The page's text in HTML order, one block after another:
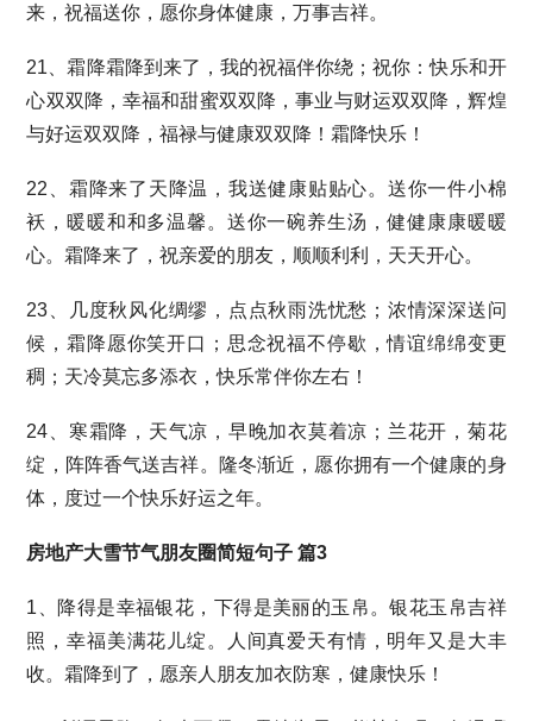
来，祝福送你，愿你身体健康，万事吉祥。
21、霜降霜降到来了，我的祝福伴你绕；祝你：快乐和开
心双双降，幸福和甜蜜双双降，事业与财运双双降，辉煌
与好运双双降，福禄与健康双双降！霜降快乐！
22、霜降来了天降温，我送健康贴贴心。送你一件小棉
袄，暖暖和和多温馨。送你一碗养生汤，健健康康暖暖
心。霜降来了，祝亲爱的朋友，顺顺利利，天天开心。
23、几度秋风化绸缪，点点秋雨洗忧愁；浓情深深送问
候，霜降愿你笑开口；思念祝福不停歇，情谊绵绵变更
稠；天冷莫忘多添衣，快乐常伴你左右！
24、寒霜降，天气凉，早晚加衣莫着凉；兰花开，菊花
绽，阵阵香气送吉祥。隆冬渐近，愿你拥有一个健康的身
体，度过一个快乐好运之年。
房地产大雪节气朋友圈简短句子 篇3
1、降得是幸福银花，下得是美丽的玉帛。银花玉帛吉祥
照，幸福美满花儿绽。人间真爱天有情，明年又是大丰
收。霜降到了，愿亲人朋友加衣防寒，健康快乐！